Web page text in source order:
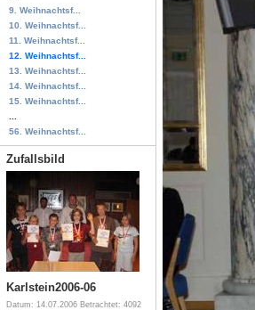
9. Weihnachtsf...
10. Weihnachtsf...
11. Weihnachtsf...
12. Weihnachtsf...
13. Weihnachtsf...
14. Weihnachtsf...
15. Weihnachtsf...
56. Weihnachtsf...
Zufallsbild
Karlstein2006-06
Datum: 14.07.2006 Betrachtet: 4092